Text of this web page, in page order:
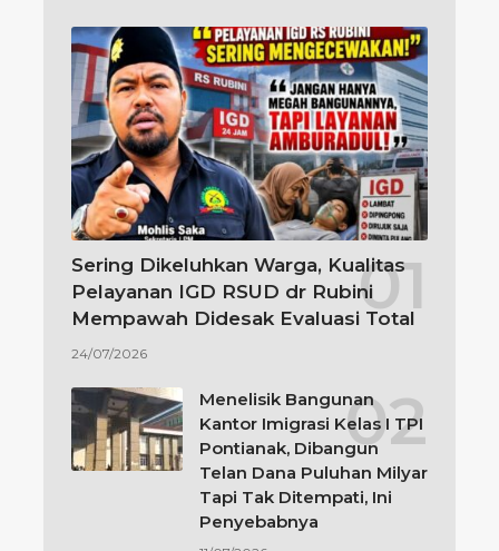
Sering Dikeluhkan Warga, Kualitas
Pelayanan IGD RSUD dr Rubini
Mempawah Didesak Evaluasi Total
24/07/2026
Menelisik Bangunan
Kantor Imigrasi Kelas I TPI
Pontianak, Dibangun
Telan Dana Puluhan Milyar
Tapi Tak Ditempati, Ini
Penyebabnya